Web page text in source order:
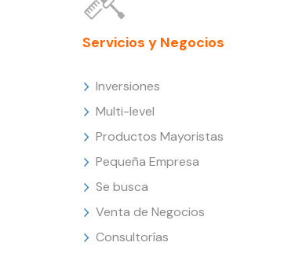
Servicios y Negocios
Inversiones
Multi-level
Productos Mayoristas
Pequeña Empresa
Se busca
Venta de Negocios
Consultorías